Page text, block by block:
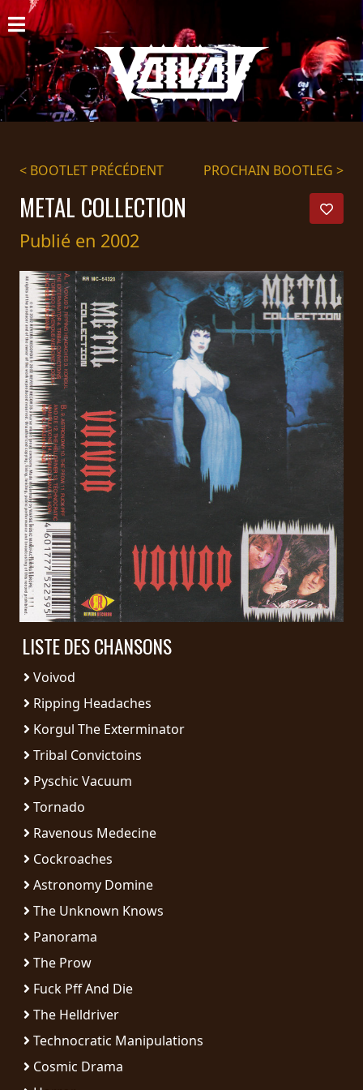
ACCUEIL
NOUVELLES
CONCERTS
DISCOGRAPHIE
GALERIE
BIO
PANIER
MAGASIN
DIFFUSION
PRESSE
PIGGY
CONTACT
CONNEXION
NOUS
SOMMES
CONNECTÉS
CONDITIONS
D'UTILISATION
POLITIQUE
DE
RETOURS
CREDITS
CHOISIR
UN
THÈME
SYMPHONIQUE
MORGOTH
ANACHRONISM
< BOOTLET PRÉCÉDENT PROCHAIN BOOTLEG >
METAL COLLECTION
Publié en 2002
LISTE DES CHANSONS
Voivod
Ripping Headaches
Korgul The Exterminator
Tribal Convictoins
Pyschic Vacuum
Tornado
Ravenous Medecine
Cockroaches
Astronomy Domine
The Unknown Knows
Panorama
The Prow
Fuck Pff And Die
The Helldriver
Technocratic Manipulations
Cosmic Drama